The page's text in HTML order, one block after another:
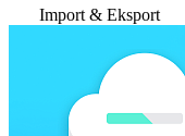
Import & Eksport